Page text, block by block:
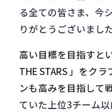
る全ての皆さま、今
りがとうございました
高い目標を目指すと
THE STARS 」をク
ンも高みを目指して
ていた上位3チーム